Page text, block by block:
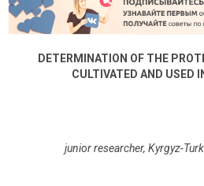
DETERMINATION OF THE
CULTIVATED AND USED
junior researcher, Kyrgyz-